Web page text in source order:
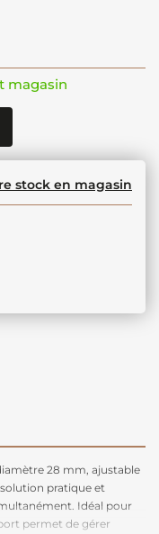
magasin
stock en magasin
28 mm, ajustable
pratique et
Idéal pour
permet de gérer